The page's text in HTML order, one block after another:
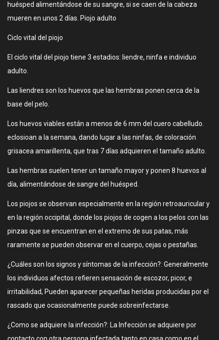
huésped alimentándose de su sangre, si se caen de la cabeza
mueren en unos 2 días. Piojo adulto
Ciclo vital del piojo
El ciclo vital del piojo tiene 3 estadios: liendre, ninfa e individuo
adulto.
Las liendres son los huevos que las hembras ponen cerca de la
base del pelo.
Los huevos viables están a menos de 6 mm del cuero cabelludo.
eclosioan a la semana, dando lugar a las ninfas, de coloración
grisacea amarillenta, que tras 7 días adquieren el tamaño adulto.
Las hembras suelen tener un tamaño mayor y ponen 8 huevos al
día, alimentándose de sangre del huésped.
Los piojos se observan especialmente en la región retroauricular y
en la región occipital, donde los piojos de cogen a los pelos con las
pinzas que se encuentran en el extremo de sus patas, más
raramente se pueden observar en el cuerpo, cejas o pestañas.
¿Cuáles son los signos y síntomas de la infección?: Generalmente
los individuos afectos refieren sensación de escozor, picor, e
irritabilidad, Pueden aparecer pequeñas heridas producidas por el
rascado que ocasionalmente puede sobreinfectarse.
¿Como se adquiere la infección?: La Infección se adquiere por